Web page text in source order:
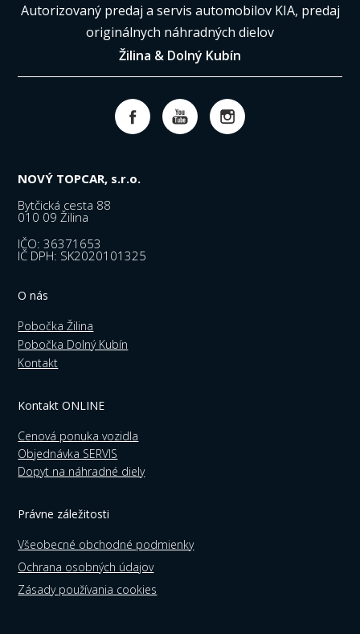
Autorizovaný predaj a servis automobilov KIA, predaj
originálnych náhradných dielov
Žilina & Dolný Kubín
NOVÝ TOPCAR, s.r.o.
Bytčická cesta 88
010 09 Žilina
IČO: 36371653
IČ DPH: SK2020101325
O nás
Pobočka Žilina
Pobočka Dolný Kubín
Kontakt
Kontakt ONLINE
Cenová ponuka vozidla
Objednávka SERVIS
Dopyt na náhradné diely
Právne záležitosti
Všeobecné obchodné podmienky
Ochrana osobných údajov
Zásady používania cookies